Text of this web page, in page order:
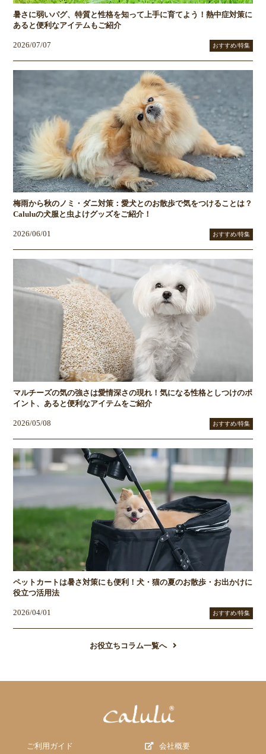
暑さに弱いパグ、特質と性格を知って上手に育てよう！熱中症対策に
あると便利なアイテムもご紹介
2026/07/07 おすすめ/特集
梅雨から秋のノミ・ダニ対策：愛犬とのお散歩で気をつけることは？
Caluluの犬服と虫よけグッズをご紹介！
2026/06/01 おすすめ/特集
マルチーズの気の強さは愛情深さの現れ！気になる性格としつけのポ
イント、あると便利なアイテムをご紹介
2026/05/08 おすすめ/特集
ペットカートは暑さ対策にも便利！犬・猫の夏のお散歩・お出かけに
役立つ活用法
2026/04/01 おすすめ/特集
お役立ちコラム一覧へ
ご利用ガイド 会社概要